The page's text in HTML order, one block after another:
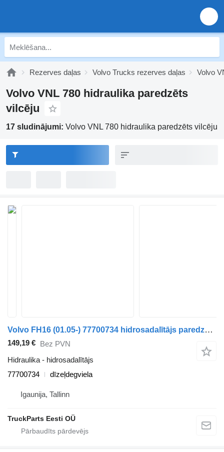
Rezerves daļas Volvo Trucks rezerves daļas Volvo
Volvo VNL 780 hidraulika paredzēts
vilcēju
17 sludinājumi: Volvo VNL 780 hidraulika paredzēts vilcēju
Volvo FH16 (01.05-) 77700734 hidrosadalītājs paredzēts Volvo FH12, FH16, NH12, FH, VNL780 (1993-2014) vilcēja
149,19 € Bez PVN
Hidraulika - hidrosadalītājs
77700734
dīzeļdegviela
Igaunija, Tallinn
TruckParts Eesti OÜ